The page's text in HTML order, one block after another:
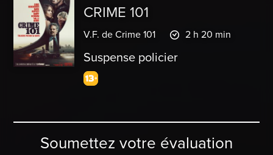
CRIME 101
V.F. de Crime 101 2 h 20 min
Suspense policier
Soumettez votre évaluation